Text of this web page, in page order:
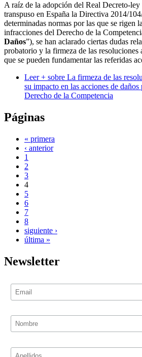
A raíz de la adopción del Real Decreto-
transpuso en España la Directiva 2014/
determinadas normas por las que se rigen
infracciones del Derecho de la
Daños”), se han aclarado ciertas dudas
probatorio y la firmeza de las resoluciones
que se pueden fundamentar las referidas
Leer + sobre La firmeza de las
su impacto en las acciones de
Derecho de la Competencia
Páginas
« primera
‹ anterior
1
2
3
4
5
6
7
8
siguiente ›
última »
Newsletter